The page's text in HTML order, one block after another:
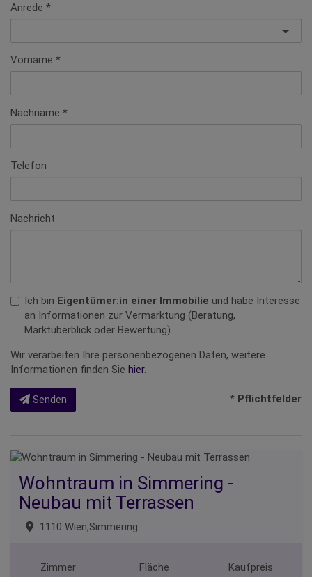
Anrede
Vorname
Nachname
Telefon
Nachricht
Ich bin Eigentümer:in einer Immobilie und habe Interesse
an Informationen zur Vermarktung (Beratung,
Marktüberblick oder Bewertung).
Wir verarbeiten Ihre personenbezogenen Daten, weitere
Informationen finden Sie hier.
Senden * Pflichtfelder
Wohntraum in Simmering -
Neubau mit Terrassen
1110 Wien,Simmering
Zimmer
Fläche
Kaufpreis